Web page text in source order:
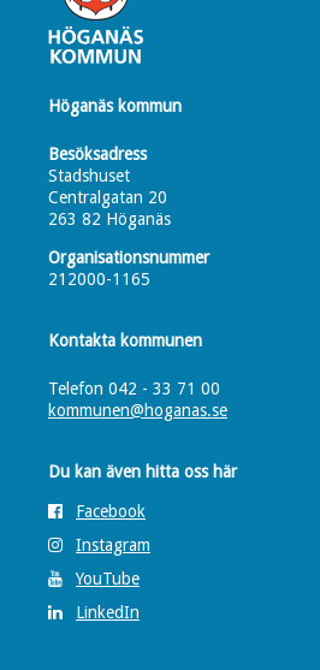
Höganäs kommun
Besöksadress
Stadshuset
Centralgatan 20
263 82 Höganäs
Organisationsnummer
212000-1165
Kontakta kommunen
Telefon 042 - 33 71 00
kommunen@hoganas.se
Du kan även hitta oss här
Facebook
Instagram
YouTube
LinkedIn